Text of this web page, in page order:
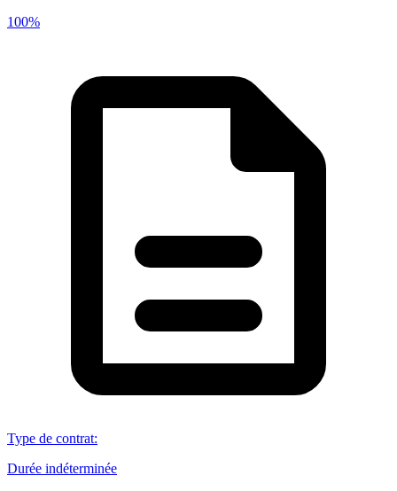
100%
Type de contrat:
Durée indéterminée